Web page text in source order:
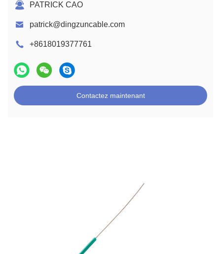
PATRICK CAO
patrick@dingzuncable.com
+8618019377761
Contactez maintenant